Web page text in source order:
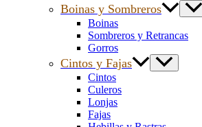
Boinas y Sombreros
Boinas
Sombreros y Retrancas
Gorros
Cintos y Fajas
Cintos
Culeros
Lonjas
Fajas